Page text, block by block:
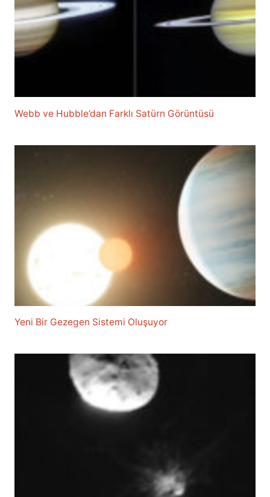
Webb ve Hubble’dan Farklı Satürn Görüntüsü
Yeni Bir Gezegen Sistemi Oluşuyor